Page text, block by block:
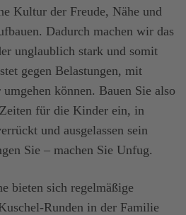
Kultur der Freude, Nähe und
Dadurch machen wir das
unglaublich stark und somit
gegen Belastungen, mit
können. Bauen Sie also
für die Kinder ein, in
und ausgelassen sein
Sie – machen Sie Unfug.
bieten sich regelmäßige
Runden in der Familie